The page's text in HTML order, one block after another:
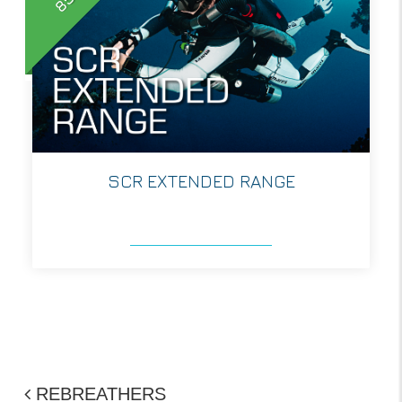
REBREATHERS
SCR EXTENDED RANGE